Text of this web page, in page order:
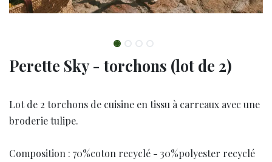
Perette Sky - torchons (lot de 2)
Lot de 2 torchons de cuisine en tissu à carreaux avec une
broderie tulipe.
Composition : 70%coton recyclé - 30%polyester recyclé